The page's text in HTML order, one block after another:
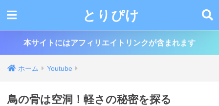
とりぴけ
本サイトにはアフィリエイトリンクが含まれます
ホーム Youtube
鳥の骨は空洞！軽さの秘密を探る